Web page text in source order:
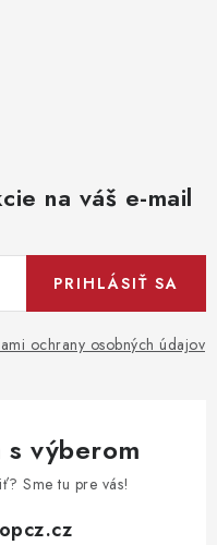
na váš e-mail
ochrany osobných údajov
PRIHLÁSIŤ SA
s výberom
Sme tu pre vás!